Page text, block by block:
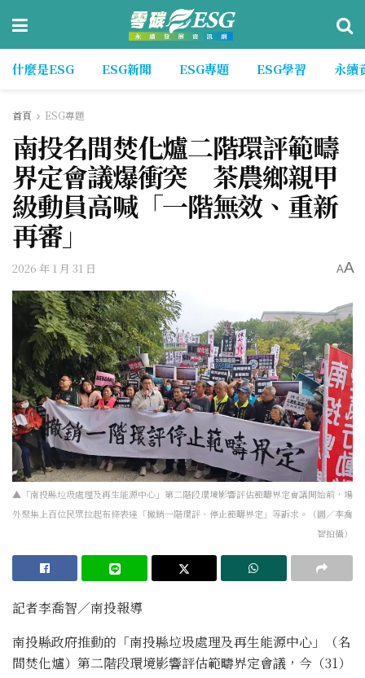
什麼是ESG ESG新聞 ESG專題 ESG學習 永續
首頁 ESG專題
南投名間焚化爐二階環評範疇
界定會議爆衝突 茶農鄉親甲
級動員高喊「一階無效、重新
再審」
2026 年 1 月 31 日 AA
▲「南投縣垃圾處理及再生能源中心」第二階段環境影響評估範疇界定會議開始前，場
外聚集上百位民眾拉起布條表達「撤銷一階環評、停止範疇界定」等訴求。（圖／李喬
智拍攝）
記者李喬智／南投報導
南投縣政府推動的「南投縣垃圾處理及再生能源中心」（名
間焚化爐）第二階段環境影響評估範疇界定會議，今（31）